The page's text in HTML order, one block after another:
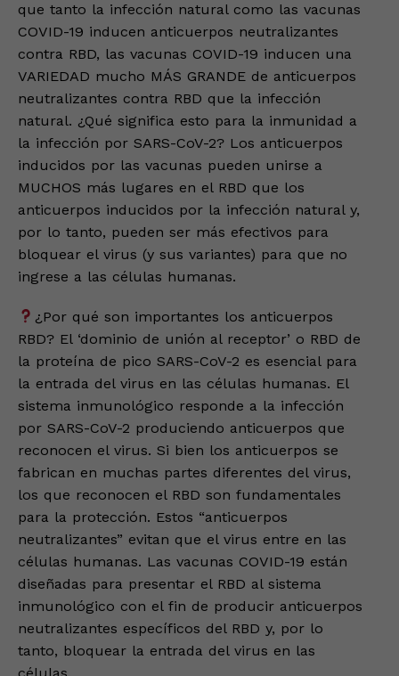
que tanto la infección natural como las vacunas
COVID-19 inducen anticuerpos neutralizantes
contra RBD, las vacunas COVID-19 inducen una
VARIEDAD mucho MÁS GRANDE de anticuerpos
neutralizantes contra RBD que la infección
natural. ¿Qué significa esto para la inmunidad a
la infección por SARS-CoV-2? Los anticuerpos
inducidos por las vacunas pueden unirse a
MUCHOS más lugares en el RBD que los
anticuerpos inducidos por la infección natural y,
por lo tanto, pueden ser más efectivos para
bloquear el virus (y sus variantes) para que no
ingrese a las células humanas.
¿Por qué son importantes los anticuerpos
RBD? El ‘dominio de unión al receptor’ o RBD de
la proteína de pico SARS-CoV-2 es esencial para
la entrada del virus en las células humanas. El
sistema inmunológico responde a la infección
por SARS-CoV-2 produciendo anticuerpos que
reconocen el virus. Si bien los anticuerpos se
fabrican en muchas partes diferentes del virus,
los que reconocen el RBD son fundamentales
para la protección. Estos “anticuerpos
neutralizantes” evitan que el virus entre en las
células humanas. Las vacunas COVID-19 están
diseñadas para presentar el RBD al sistema
inmunológico con el fin de producir anticuerpos
neutralizantes específicos del RBD y, por lo
tanto, bloquear la entrada del virus en las